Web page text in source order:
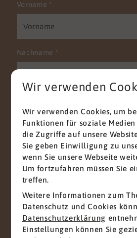
Vorname *
Nachname *
Telefon
Nachricht
Wir verwenden
Wir verwenden Cookies, um
Funktionen für soziale
die Zugriffe auf unsere
Sie geben Einwilligung zu
wenn Sie unsere Webseite
Um fortzufahren müssen Sie
treffen.
Weitere Informationen zum
Datenschutz und Cookies
Datenschutzerklärung
Einstellungen können Sie